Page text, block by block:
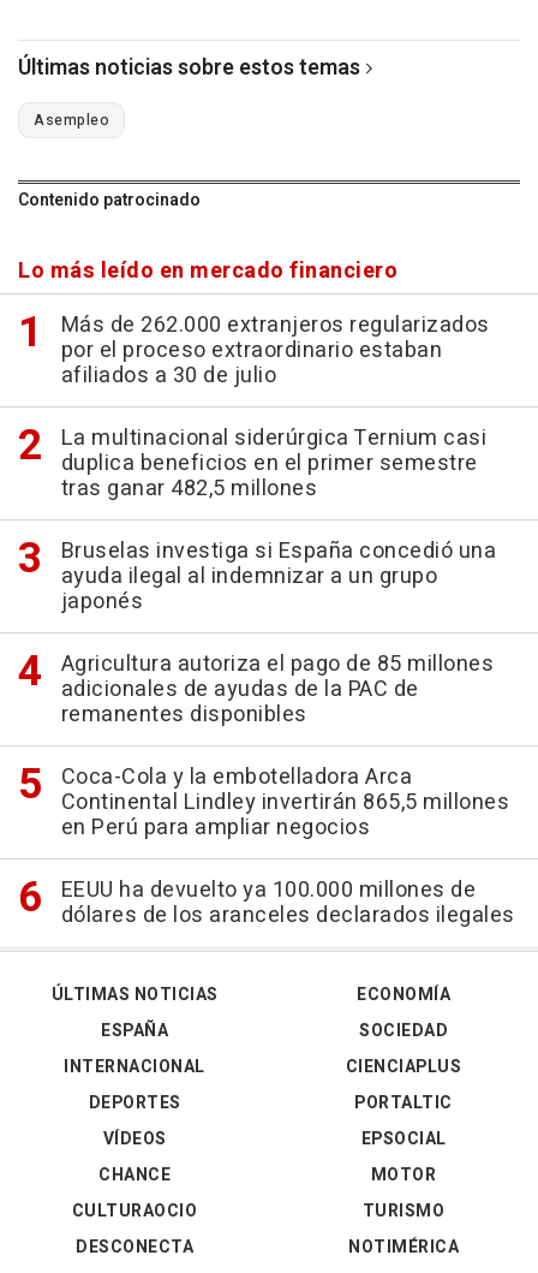
Últimas noticias sobre estos temas
Asempleo
Contenido patrocinado
Lo más leído en mercado financiero
Más de 262.000 extranjeros regularizados
por el proceso extraordinario estaban
afiliados a 30 de julio
La multinacional siderúrgica Ternium casi
duplica beneficios en el primer semestre
tras ganar 482,5 millones
Bruselas investiga si España concedió una
ayuda ilegal al indemnizar a un grupo
japonés
Agricultura autoriza el pago de 85 millones
adicionales de ayudas de la PAC de
remanentes disponibles
Coca-Cola y la embotelladora Arca
Continental Lindley invertirán 865,5 millones
en Perú para ampliar negocios
EEUU ha devuelto ya 100.000 millones de
dólares de los aranceles declarados ilegales
ÚLTIMAS NOTICIAS
ESPAÑA
INTERNACIONAL
DEPORTES
VÍDEOS
ECONOMÍA
SOCIEDAD
CIENCIAPLUS
PORTALTIC
EPSOCIAL
CHANCE
CULTURAOCIO
DESCONECTA
MOTOR
TURISMO
NOTIMÉRICA